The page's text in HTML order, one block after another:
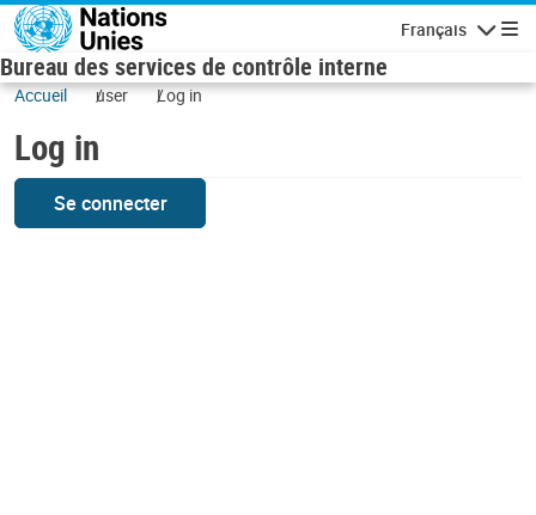
Skip to main content
Français
Bureau des services de contrôle interne
Accueil user Log in
Log in
Se connecter